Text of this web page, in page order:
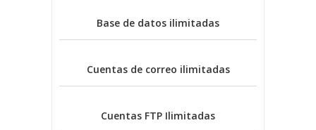
Base de datos ilimitadas
Cuentas de correo ilimitadas
Cuentas FTP Ilimitadas